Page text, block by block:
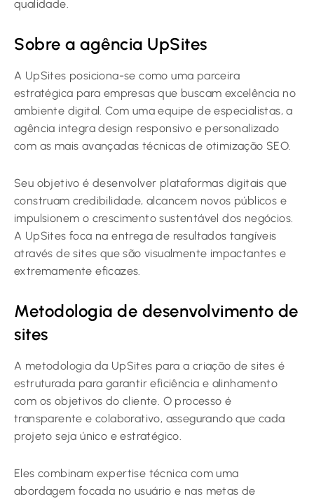
qualidade.
Sobre a agência UpSites
A UpSites posiciona-se como uma parceira
estratégica para empresas que buscam excelência no
ambiente digital. Com uma equipe de especialistas, a
agência integra design responsivo e personalizado
com as mais avançadas técnicas de otimização SEO.
Seu objetivo é desenvolver plataformas digitais que
construam credibilidade, alcancem novos públicos e
impulsionem o crescimento sustentável dos negócios.
A UpSites foca na entrega de resultados tangíveis
através de sites que são visualmente impactantes e
extremamente eficazes.
Metodologia de desenvolvimento de
sites
A metodologia da UpSites para a criação de sites é
estruturada para garantir eficiência e alinhamento
com os objetivos do cliente. O processo é
transparente e colaborativo, assegurando que cada
projeto seja único e estratégico.
Eles combinam expertise técnica com uma
abordagem focada no usuário e nas metas de